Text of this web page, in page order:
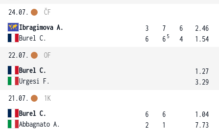
24.07.
Ibragimova A.
Burel C.
ČF
3
6
7
6 5
6
4
2.46
1.54
22.07.
Burel C.
Urgesi F.
OF
1.27
3.29
21.07.
Burel C.
Abbagnato A.
1K
6
2
6
1
1.04
7.73